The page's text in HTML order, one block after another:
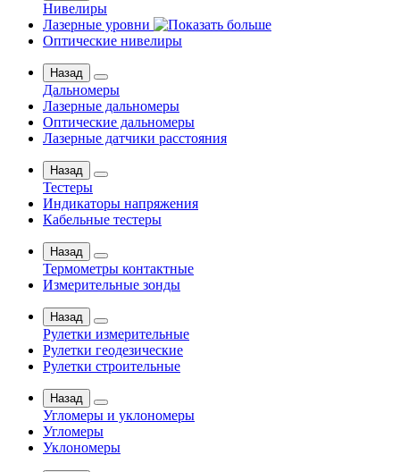
Нивелиры
Лазерные уровни
Оптические нивелиры
Назад
Дальномеры
Лазерные дальномеры
Оптические дальномеры
Лазерные датчики расстояния
Назад
Тестеры
Индикаторы напряжения
Кабельные тестеры
Назад
Термометры контактные
Измерительные зонды
Назад
Рулетки измерительные
Рулетки геодезические
Рулетки строительные
Назад
Угломеры и уклономеры
Угломеры
Уклономеры